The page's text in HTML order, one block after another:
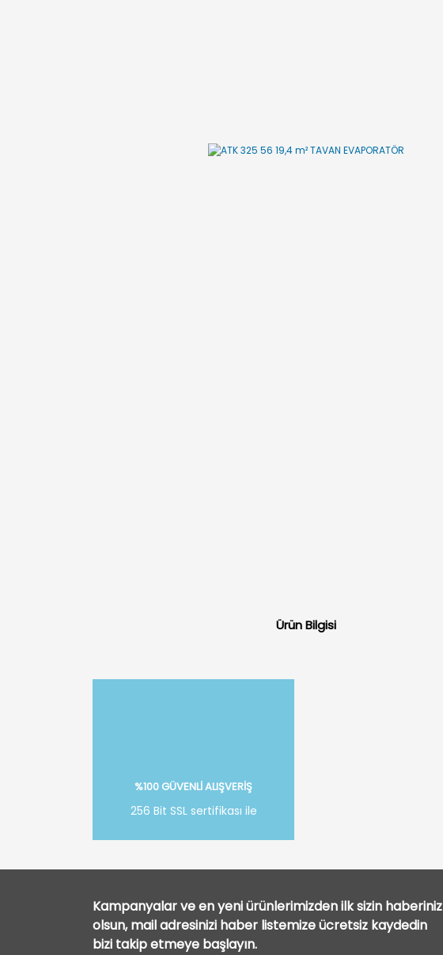
Ürün Bilgisi
%100 GÜVENLİ ALIŞVERİŞ
256 Bit SSL sertifikası ile
Kampanyalar ve en yeni ürünlerimizden ilk sizin haberiniz
olsun, mail adresinizi haber listemize ücretsiz kaydedin
bizi takip etmeye başlayın.